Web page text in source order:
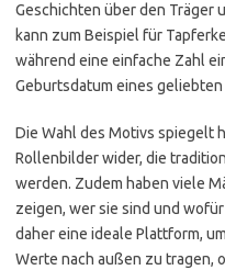
Geschichten über den Träger
kann zum Beispiel für
während eine einfache Zahl
Geburtsdatum eines
Die Wahl des Motivs spiegelt
Rollenbilder wider, die
werden. Zudem haben viele
zeigen, wer sie sind und
daher eine ideale Plattform,
Werte nach außen zu tragen,